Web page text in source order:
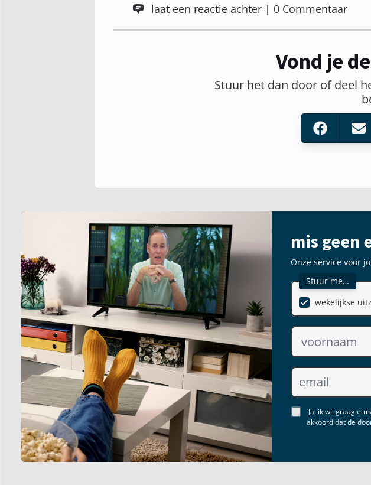
laat een reactie achter | 0 Commentaar
Vond je
Stuur het dan door of deel
mis geen
Onze service voor
Stuur me…
wekelijkse
Ja, ik wil graag e-
akkoord dat de